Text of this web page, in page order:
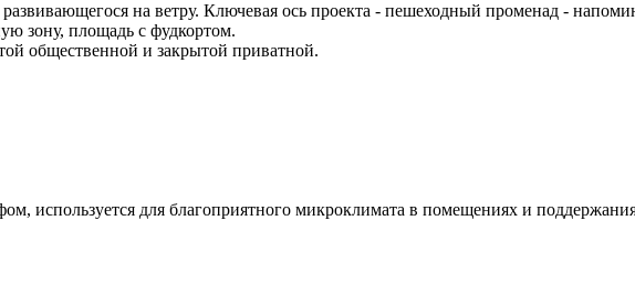
на ветру. Ключевая ось проекта - пешеходный променад -
зону, площадь с фудкортом.
общественной и закрытой приватной.
используется для благоприятного микроклимата в помещениях и